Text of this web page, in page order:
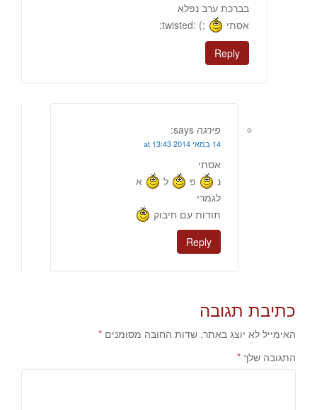
בברכת ערב נפלא
אסתי
;) :twisted:
Reply
פירגה says:
14 במאי 2014 at 13:43
אסתי
נ
פ ל
א
לגמרי
תודות עם חיבוק
Reply
כתיבת תגובה
האימייל לא יוצג באתר. שדות החובה מסומנים *
התגובה שלך *